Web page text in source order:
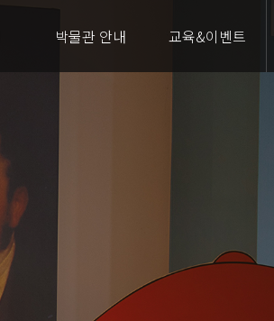
박물관 안내 교육&이벤트